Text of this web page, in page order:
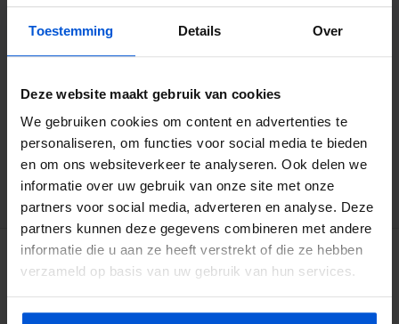
Toestemming Details Over
Deze website maakt gebruik van cookies
We gebruiken cookies om content en advertenties te
personaliseren, om functies voor social media te bieden
en om ons websiteverkeer te analyseren. Ook delen we
informatie over uw gebruik van onze site met onze
partners voor social media, adverteren en analyse. Deze
partners kunnen deze gegevens combineren met andere
informatie die u aan ze heeft verstrekt of die ze hebben
verzameld op basis van uw gebruik van hun services.
WIJ HELPEN JE GRAAG
info@dejonghandelsonderneming.nl
3194 klanten geven ons een 9.1 op
GERELATEERDE PRODUCTEN